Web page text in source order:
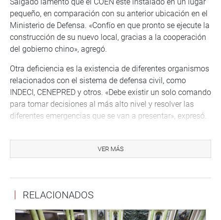
pequeño, en comparación con su anterior ubicación en el
Ministerio de Defensa. «Confío en que pronto se ejecute la
construcción de su nuevo local, gracias a la cooperación
del gobierno chino», agregó.
Otra deficiencia es la existencia de diferentes organismos
relacionados con el sistema de defensa civil, como
INDECI, CENEPRED y otros. «Debe existir un solo comando
para tomar decisiones al más alto nivel y resolver las
diferentes emergencias que se van a presentar», expresó.
No está interconectado al satélite que se ha adquirido, no
hay imágenes en tiempo real, se tiene que recurrir a
Salgado Rubianes recorrió el Módulo de Comunicaciones
que está equipado por el MERC (Centro Móvil de
VER MÁS
RELACIONADOS